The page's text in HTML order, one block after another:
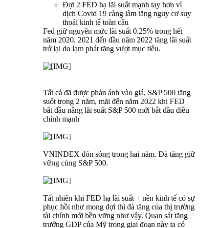
Đợt 2 FED hạ lãi suất mạnh tay hơn vì
dịch Covid 19 càng làm tăng nguy cơ suy
thoái kinh tế toàn cầu
Fed giữ nguyên mức lãi suất 0.25% trong hết
năm 2020, 2021 đến đầu năm 2022 tăng lãi suất
trở lại do lạm phát tăng vượt mục tiêu.
Tất cả đã được phản ánh vào giá, S&P 500 tăng
suốt trong 2 năm, mãi đến năm 2022 khi FED
bắt đầu nâng lãi suất S&P 500 mới bắt đầu điều
chỉnh mạnh
VNINDEX đón sóng trong hai năm. Đà tăng giữ
vững cùng S&P 500.
Tất nhiên khi FED hạ lãi suất + nền kinh tế có sự
phục hồi như mong đợi thì đà tăng của thị trường
tài chính mới bền vững như vậy. Quan sát tăng
trưởng GDP của Mỹ trong giai đoạn này ta có